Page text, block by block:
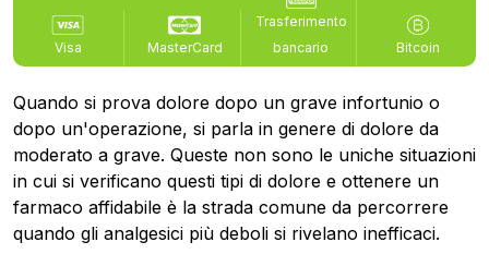
Visa MasterCard
Trasferimento
bancario
Bitcoin
Quando si prova dolore dopo un grave infortunio o
dopo un'operazione, si parla in genere di dolore da
moderato a grave. Queste non sono le uniche situazioni
in cui si verificano questi tipi di dolore e ottenere un
farmaco affidabile è la strada comune da percorrere
quando gli analgesici più deboli si rivelano inefficaci.